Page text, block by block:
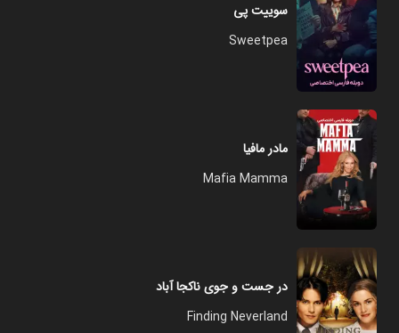
سوییت ‌پی
Sweetpea
مادر مافیا
Mafia Mamma
در جست و جوی ناکجا آباد
Finding Neverland